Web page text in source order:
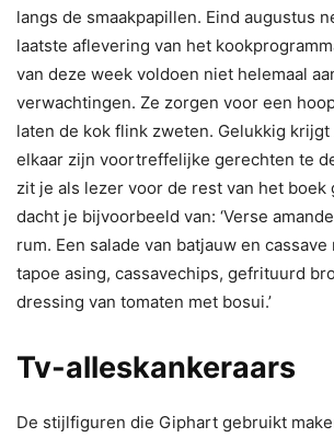
langs de smaakpapillen. Eind augustus
laatste aflevering van het
van deze week voldoen niet helemaal
verwachtingen. Ze zorgen voor een
laten de kok flink zweten. Gelukkig
elkaar zijn voortreffelijke gerechten te
zit je als lezer voor de rest van het boek
dacht je bijvoorbeeld van: ‘Verse
rum. Een salade van batjauw en
tapoe asing, cassavechips, gefrituurd
dressing van tomaten met bosui.’
Tv-alleskankeraars
De stijlfiguren die Giphart gebruikt